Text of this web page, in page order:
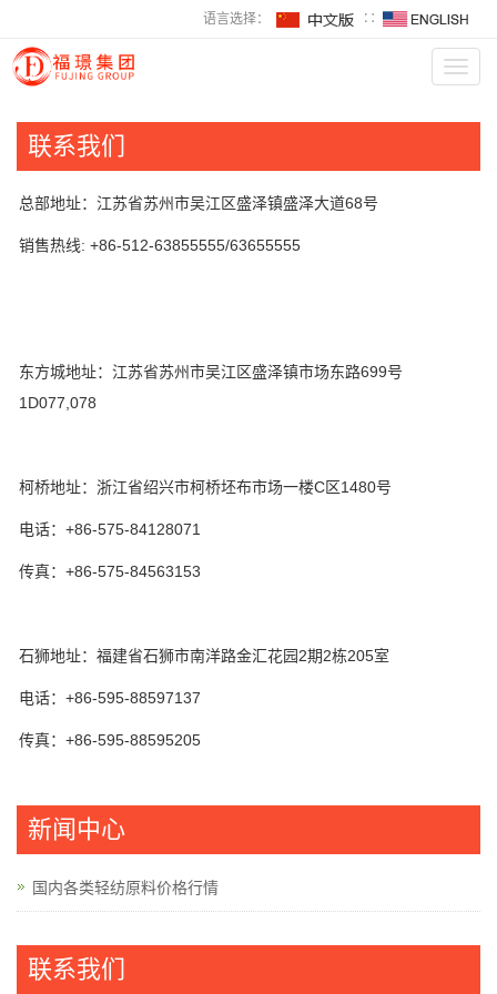
语言选择： ∷
联系我们
总部地址： 江苏省苏州市吴江区盛泽镇盛泽大道68号
销售热线: +86-512-63855555/63655555
东方城地址：江苏省苏州市吴江区盛泽镇市场东路699号
1D077,078
柯桥地址：浙江省绍兴市柯桥坯布市场一楼C区1480号
电话：+86-575-84128071
传真：+86-575-84563153
石狮地址：福建省石狮市南洋路金汇花园2期2栋205室
电话：+86-595-88597137
传真：+86-595-88595205
新闻中心
国内各类轻纺原料价格行情
联系我们